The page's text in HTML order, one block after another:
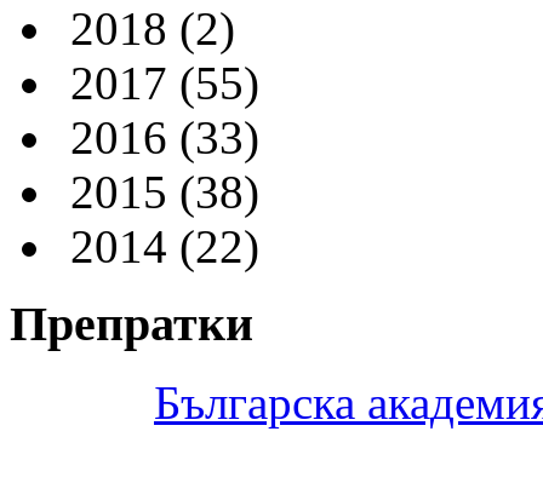
2018 (2)
2017 (55)
2016 (33)
2015 (38)
2014 (22)
Препратки
Българска